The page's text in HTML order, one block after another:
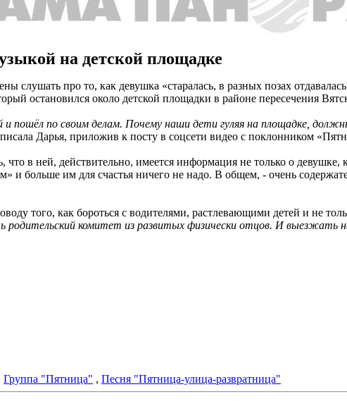
на детской площадке
про то, как девушка «старалась, в разных позах
остановился около детской площадки в районе пересечения
и пошёл по своим делам. Почему наши дети гуляя на площадке,
Дарья, приложив к посту в соцсети видео с поклонником
что в ней, действительно, имеется информация не только о девушке,
и больше им для счастья ничего не надо. В общем, - очень
того, как бороться с водителями, растлевающими детей и не
родительский комитет из развитых физически отцов. И выезжать
Группа "Пятница" , Песня "Пятница-улица-развратница"